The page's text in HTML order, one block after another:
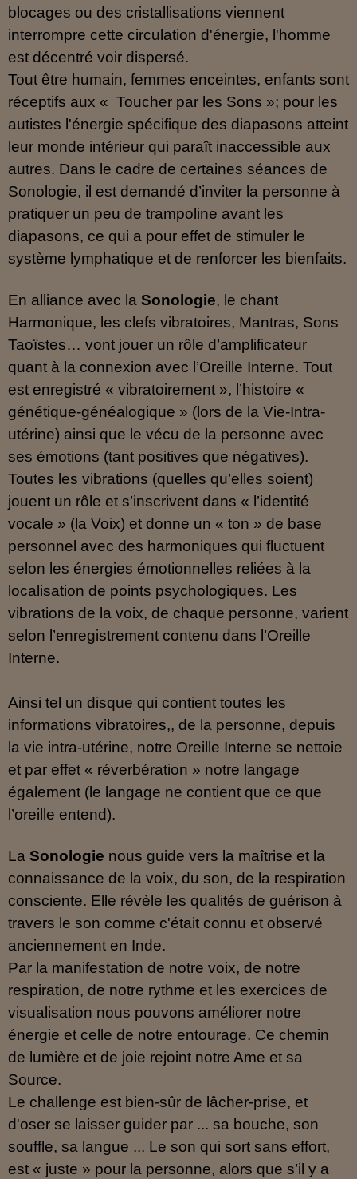
blocages ou des cristallisations viennent
interrompre cette circulation d'énergie, l'homme
est décentré voir dispersé.
Tout être humain, femmes enceintes, enfants sont
réceptifs aux « Toucher par les Sons »; pour les
autistes l'énergie spécifique des diapasons atteint
leur monde intérieur qui paraît inaccessible aux
autres. Dans le cadre de certaines séances de
Sonologie, il est demandé d’inviter la personne à
pratiquer un peu de trampoline avant les
diapasons, ce qui a pour effet de stimuler le
système lymphatique et de renforcer les bienfaits.
En alliance avec la Sonologie, le chant
Harmonique, les clefs vibratoires, Mantras, Sons
Taoïstes… vont jouer un rôle d’amplificateur
quant à la connexion avec l’Oreille Interne. Tout
est enregistré « vibratoirement », l’histoire «
génétique-généalogique » (lors de la Vie-Intra-
utérine) ainsi que le vécu de la personne avec
ses émotions (tant positives que négatives).
Toutes les vibrations (quelles qu’elles soient)
jouent un rôle et s’inscrivent dans « l’identité
vocale » (la Voix) et donne un « ton » de base
personnel avec des harmoniques qui fluctuent
selon les énergies émotionnelles reliées à la
localisation de points psychologiques. Les
vibrations de la voix, de chaque personne, varient
selon l’enregistrement contenu dans l’Oreille
Interne.
Ainsi tel un disque qui contient toutes les
informations vibratoires,, de la personne, depuis
la vie intra-utérine, notre Oreille Interne se nettoie
et par effet « réverbération » notre langage
également (le langage ne contient que ce que
l’oreille entend).
La Sonologie nous guide vers la maîtrise et la
connaissance de la voix, du son, de la respiration
consciente. Elle révèle les qualités de guérison à
travers le son comme c'était connu et observé
anciennement en Inde.
Par la manifestation de notre voix, de notre
respiration, de notre rythme et les exercices de
visualisation nous pouvons améliorer notre
énergie et celle de notre entourage. Ce chemin
de lumière et de joie rejoint notre Ame et sa
Source.
Le challenge est bien-sûr de lâcher-prise, et
d'oser se laisser guider par ... sa bouche, son
souffle, sa langue ... Le son qui sort sans effort,
est « juste » pour la personne, alors que s’il y a